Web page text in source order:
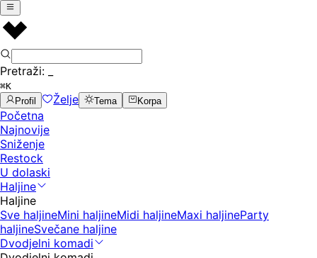
Pretraži:
⌘K
Profil
Želje Tema Korpa
Početna
Najnovije
Sniženje
Restock
U dolaski
Haljine
Haljine
Sve haljineMini haljineMidi haljineMaxi haljineParty
haljineSvečane haljine
Dvodjelni komadi